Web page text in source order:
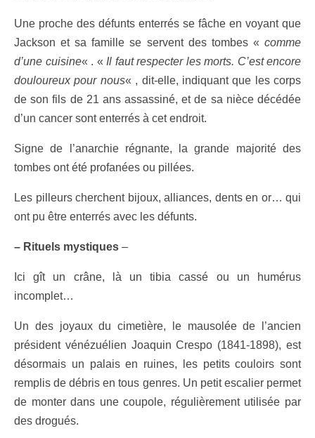
Une proche des défunts enterrés se fâche en voyant que
Jackson et sa famille se servent des tombes « comme
d’une cuisine« . « Il faut respecter les morts. C’est encore
douloureux pour nous« , dit-elle, indiquant que les corps
de son fils de 21 ans assassiné, et de sa nièce décédée
d’un cancer sont enterrés à cet endroit.
Signe de l’anarchie régnante, la grande majorité des
tombes ont été profanées ou pillées.
Les pilleurs cherchent bijoux, alliances, dents en or… qui
ont pu être enterrés avec les défunts.
– Rituels mystiques –
Ici gît un crâne, là un tibia cassé ou un humérus
incomplet…
Un des joyaux du cimetière, le mausolée de l’ancien
président vénézuélien Joaquin Crespo (1841-1898), est
désormais un palais en ruines, les petits couloirs sont
remplis de débris en tous genres. Un petit escalier permet
de monter dans une coupole, régulièrement utilisée par
des drogués.